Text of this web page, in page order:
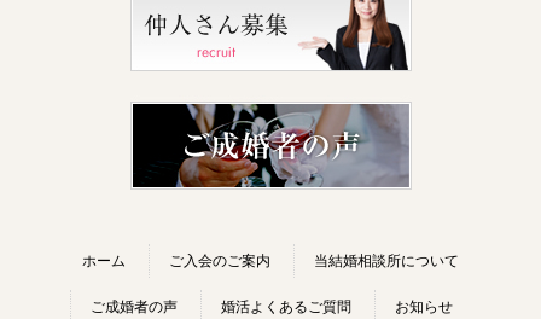
ホーム ご入会のご案内 当結婚相談所について
ご成婚者の声 婚活よくあるご質問 お知らせ